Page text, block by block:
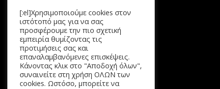
Αρχική
Προϊόντα
Καλάθι
Επικοινωνία
[:el]Χρησιμοποιούμε cookies στον
ιστότοπό μας για να σας
προσφέρουμε την πιο σχετική
εμπειρία θυμίζοντας τις
προτιμήσεις σας και
επαναλαμβανόμενες επισκέψεις.
Κάνοντας κλικ στο "Αποδοχή όλων",
συναινείτε στη χρήση ΟΛΩΝ των
cookies. Ωστόσο, μπορείτε να